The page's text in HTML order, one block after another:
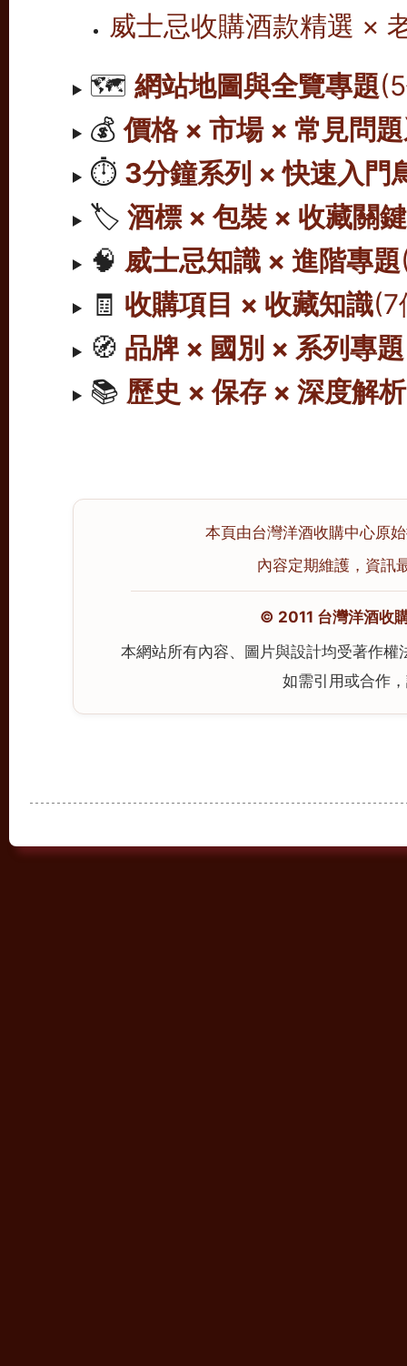
威士忌收購酒款精選 ×
🗺️網站地圖與全覽專題
💰價格 × 市場 × 常見問
⏱️ 3分鐘系列 × 快速入門
🏷️酒標 × 包裝 × 收藏關鍵
🧠 威士忌知識 × 進階專題
🧾 收購項目 × 收藏知識(7
🧭 品牌 × 國別 × 系列專題
📚 歷史 × 保存 × 深度解析
本頁由台灣洋酒收購中心原
內容定期維護，資訊
© 2011 台灣洋酒收
本網站所有內容、圖片與設計均受著作
如需引用或合作